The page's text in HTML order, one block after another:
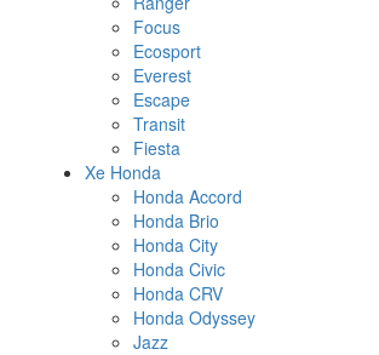
Focus
Ecosport
Everest
Escape
Transit
Fiesta
Xe Honda
Honda Accord
Honda Brio
Honda City
Honda Civic
Honda CRV
Honda Odyssey
Jazz